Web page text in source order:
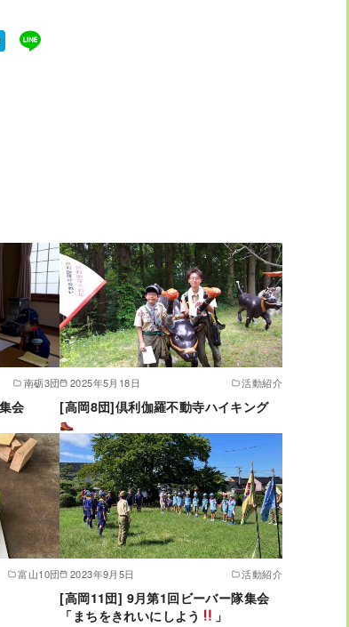
南砺3団
会
2025年5月18日 活動紹介
[高岡8団]倶利伽羅不動寺ハイキング
富山10団 2023年9月5日 活動紹介
[高岡11団] 9月第1回ビーバー隊集会
「まちをきれいにしよう
」